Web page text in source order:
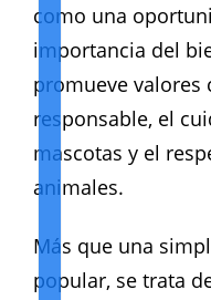
como una
importancia del
promueve valores
responsable, el
mascotas y el
animales.
Más que una
popular, se trata